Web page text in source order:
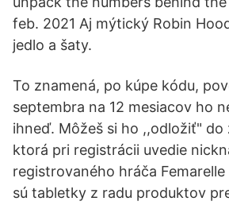
feb. 2021 Aj mýtický Robin
jedlo a šaty.
To znamená, po kúpe kódu,
septembra na 12 mesiacov ho
ihneď. Môžeš si ho ,,odložiť" do
ktorá pri registrácii uvedie
registrovaného hráča
sú tabletky z radu produktov